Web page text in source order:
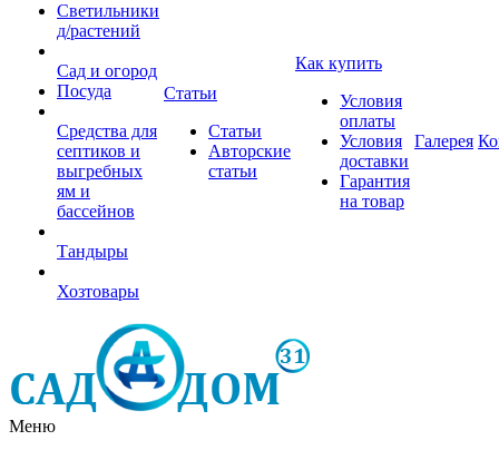
Светильники
д/растений
Сад и огород
Посуда
Средства для
септиков и
выгребных
ям и
бассейнов
Тандыры
Хозтовары
Статьи
Статьи
Авторские
статьи
Как купить
Условия
оплаты
Условия
доставки
Гарантия
на товар
Галерея
Меню